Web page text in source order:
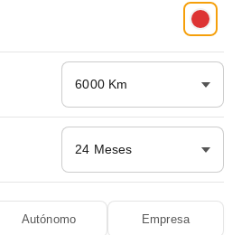
6000 Km
24 Meses
Autónomo Empresa